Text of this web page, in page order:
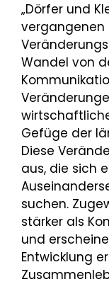
„Dörfer und
vergangenen
Wandel von
Gefüge der
Diese
aus, die sich
suchen.
stärker als
und
Entwicklung